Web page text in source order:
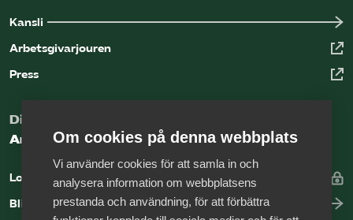
Kansli
Arbetsgivarjouren
Press
Digital kunskapsbank för arbetsgivare
Arbetsgivarguiden
Logga in
Bli medlem
Om cookies på denna webbplats
Vi använder cookies för att samla in och
analysera information om webbplatsens
prestanda och användning, för att förbättra